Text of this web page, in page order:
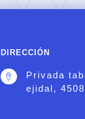
DIRECCIÓN
Privada
ejidal,